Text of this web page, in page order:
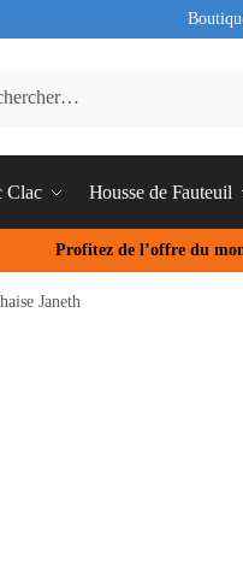
Clac Housse de Fauteuil
Profitez de l’offre du
Janeth